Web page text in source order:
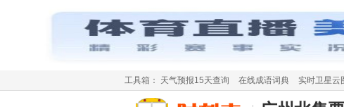
工具箱： 天气预报15天查询 在线成语词典 实时卫星云